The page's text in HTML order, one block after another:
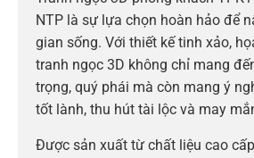
NTP là sự lựa chọn hoàn hảo để
gian sống. Với thiết kế tinh xảo,
tranh ngọc 3D không chỉ mang
trọng, quý phái mà còn mang ý
tốt lành, thu hút tài lộc và may
Được sản xuất từ chất liệu cao